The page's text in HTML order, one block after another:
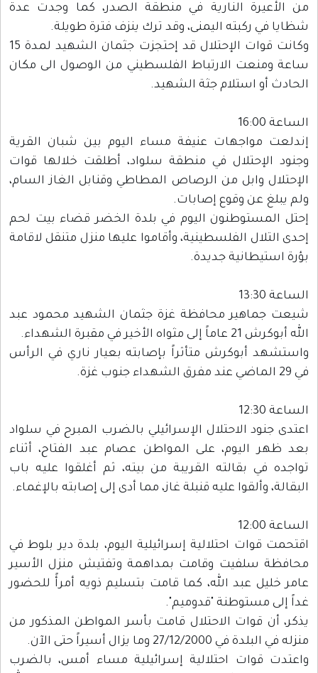
من الأعيرة النارية في منطقة الصدر، كما وجدت عدة
شظايا في ركبته اليمنى، وقد ترك ينزف فترة طويلة.
وكانت قوات الإحتلال قد إحتجزت جثمان الشهيد لمدة 15
ساعة ومنعت الارتباط الفلسطيني من الوصول الى مكان
الحادث أو استلام جثة الشهيد.
الساعة 16:00
إندلعت مواجهات عنيفة مساء اليوم بين شبان القرية
وجنود الإحتلال في منطقة سلواد، أطلقت خلالها قوات
الإحتلال وابل من الرصاص المطاطي وقنابل الغاز السام،
ولم يبلغ عن وقوع إصابات.
إحتل المستوطنون اليوم في بلدة الخضر قضاء بيت لحم
إحدى التلال الفلسطينية، وأقاموا عليها منزل متنقل لاقامة
بؤرة استيطانية جديدة.
الساعة 13:30
شيعت جماهير محافظة غزة جثمان الشهيد محمود عبد
الله أبوكرش 21 عاماً إلى مثواه الأخير في مقبرة الشهداء.
واستشهد أبوكرش متأثراً بإصابته بعيار ناري في الرأس
في 29 الماضي عند مفرق الشهداء جنوب غزة.
الساعة 12:30
اعتدى جنود الاحتلال الإسرائيلي بالضرب المبرح في سلواد
بعد ظهر اليوم، على المواطن عصام عبد الفتاح، أثناء
تواجده في بقالته القريبة من بيته، ثم أغلقوا عليه باب
البقالة، وألقوا عليه قنبلة غاز، مما أدى إلى إصابته بالإغماء.
الساعة 12:00
اقتحمت قوات احتلالية إسرائيلية اليوم، بلدة دير بلوط في
محافظة سلفيت وقامت بمداهمة وتفتيش منزل الأسير
عامر خليل عبد الله، كما قامت بتسليم ذويه أمرأً للحضور
غداً إلى مستوطنة "قدوميم".
يذكر، أن قوات الاحتلال قامت بأسر المواطن المذكور من
منزله في البلدة في 27/12/2000 وما يزال أسيراً حتى الآن.
واعتدت قوات احتلالية إسرائيلية مساء أمس، بالضرب